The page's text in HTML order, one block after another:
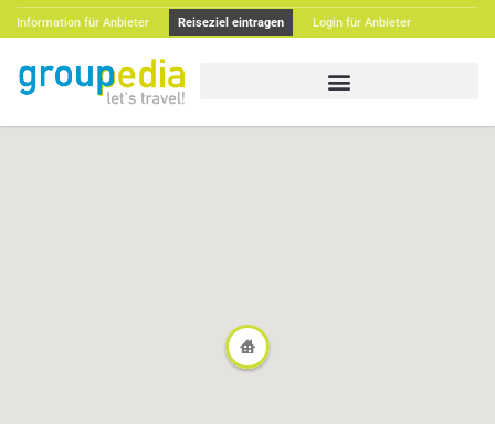
Information für Anbieter Reiseziel eintragen Login für Anbieter